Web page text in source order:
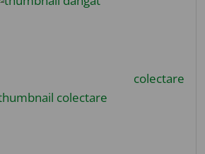
colectare